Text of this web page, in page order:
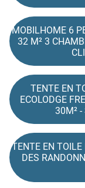
MOBILHOME 6
32 M² 3
TENTE EN
ECOLODGE
30M² -
TENTE EN TOILE
DES